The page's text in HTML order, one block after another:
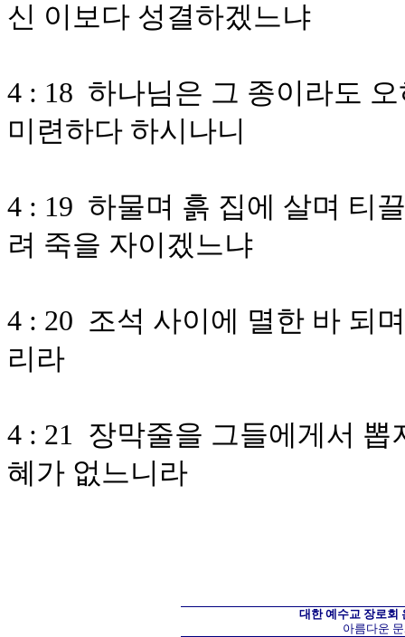
신 이보다 성결하겠느냐
4 : 18 하나님은 그 종이라도
미련하다 하시나니
4 : 19 하물며 흙 집에 살며 티
려 죽을 자이겠느냐
4 : 20 조석 사이에 멸한 바 되
리라
4 : 21 장막줄을 그들에게서
혜가 없느니라
대한 예수교 장로회
아름다운